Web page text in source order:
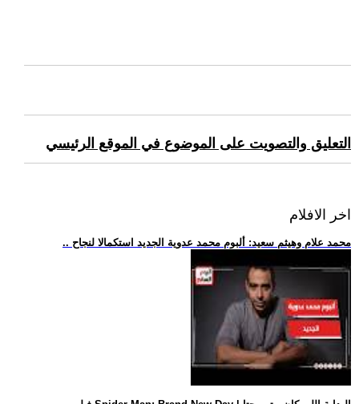
التعليق والتصويت على الموضوع في الموقع الرئيسي
اخر الافلام
.. محمد علام وهيثم سعيد: ألبوم محمد عدوية الجديد استكمالا لنجاح